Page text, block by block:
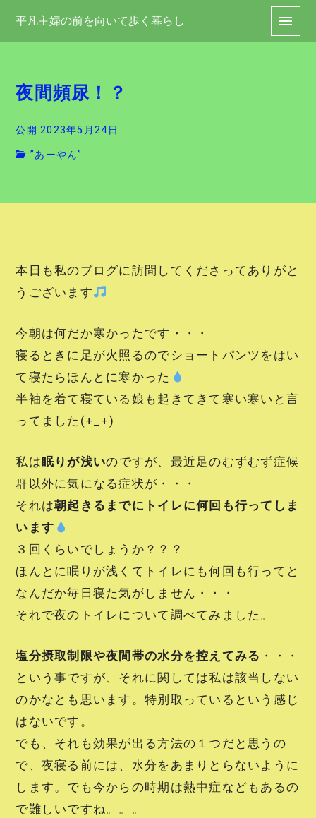
平凡主婦の前を向いて歩く暮らし
夜間頻尿！？
公開:2023年5月24日
”あーやん”
本日も私のブログに訪問してくださってありがと
うございます
今朝は何だか寒かったです・・・
寝るときに足が火照るのでショートパンツをはい
て寝たらほんとに寒かった
半袖を着て寝ている娘も起きてきて寒い寒いと言
ってました(+_+)
私は眠りが浅いのですが、最近足のむずむず症候
群以外に気になる症状が・・・
それは朝起きるまでにトイレに何回も行ってしま
います
３回くらいでしょうか？？？
ほんとに眠りが浅くてトイレにも何回も行ってと
なんだか毎日寝た気がしません・・・
それで夜のトイレについて調べてみました。
塩分摂取制限や夜間帯の水分を控えてみる ・・・
という事ですが、それに関しては私は該当しない
のかなとも思います。特別取っているという感じ
はないです。
でも、それも効果が出る方法の１つだと思うの
で、夜寝る前には、水分をあまりとらないように
します。でも今からの時期は熱中症などもあるの
で難しいですね。。。